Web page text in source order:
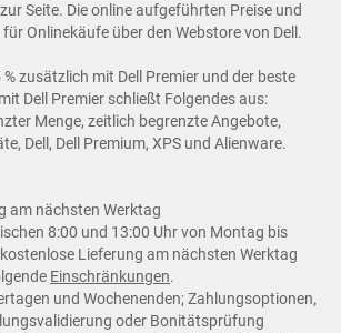
zur Seite. Die online aufgeführten Preise und
Onlinekäufe über den Webstore von Dell.
zusätzlich mit Dell Premier und der beste
Dell Premier schließt Folgendes aus:
Menge, zeitlich begrenzte Angebote,
Dell, Dell Premium, XPS und Alienware.
am nächsten Werktag
8:00 und 13:00 Uhr von Montag bis
Lieferung am nächsten Werktag
Einschränkungen.
und Wochenenden; Zahlungsoptionen,
oder Bonitätsprüfung